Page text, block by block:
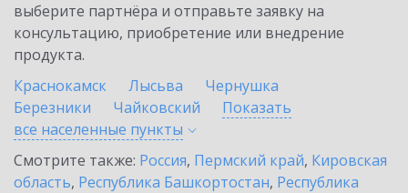
выберите партнёра и отправьте заявку на
консультацию, приобретение или внедрение
продукта.
Краснокамск
Лысьва
Чернушка
Березники
Чайковский
Показать
все населенные пункты
Смотрите также: Россия, Пермский край, Кировская
область, Республика Башкортостан, Республика